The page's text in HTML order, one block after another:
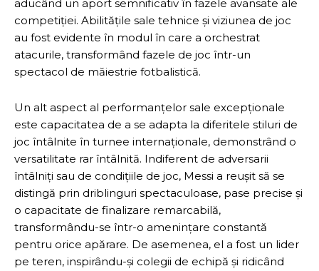
aducând un aport semnificativ în fazele avansate ale
competiției. Abilitățile sale tehnice și viziunea de joc
au fost evidente în modul în care a orchestrat
atacurile, transformând fazele de joc într-un
spectacol de măiestrie fotbalistică.
Un alt aspect al performanțelor sale excepționale
este capacitatea de a se adapta la diferitele stiluri de
joc întâlnite în turnee internaționale, demonstrând o
versatilitate rar întâlnită. Indiferent de adversarii
întâlniți sau de condițiile de joc, Messi a reușit să se
distingă prin driblinguri spectaculoase, pase precise și
o capacitate de finalizare remarcabilă,
transformându-se într-o amenințare constantă
pentru orice apărare. De asemenea, el a fost un lider
pe teren, inspirându-și colegii de echipă și ridicând